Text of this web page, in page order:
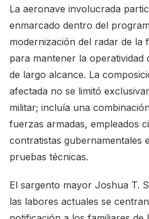
La aeronave involucrada
enmarcado dentro del
modernización del radar de la
para mantener la operatividad
de largo alcance. La
afectada no se limitó
militar; incluía una
fuerzas armadas, empleados
contratistas gubernamentales
pruebas técnicas.
El sargento mayor Joshua T.
las labores actuales se